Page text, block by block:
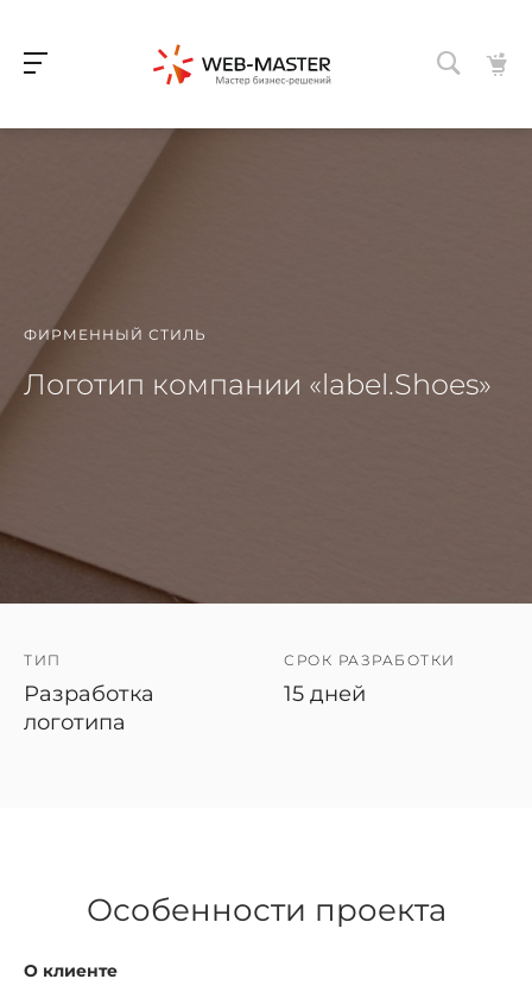
ФИРМЕННЫЙ СТИЛЬ
Логотип компании «label.Shoes»
ТИП
Разработка
логотипа
СРОК РАЗРАБОТКИ
15 дней
Особенности проекта
О клиенте